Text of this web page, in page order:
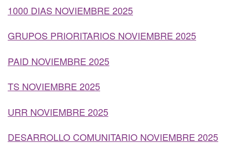
1000 DIAS NOVIEMBRE 2025
GRUPOS PRIORITARIOS NOVIEMBRE 2025
PAID NOVIEMBRE 2025
TS NOVIEMBRE 2025
URR NOVIEMBRE 2025
DESARROLLO COMUNITARIO NOVIEMBRE 2025